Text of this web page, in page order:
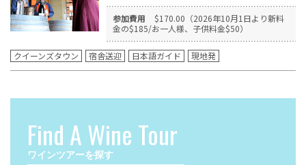
参加費用
$170.00（2026年10月1日より新料
金の$185/お一人様、子供料金$50）
クイーンズタウン 宿舎送迎 日本語ガイド 現地発
Find A Wine Tour
ワインツアーを探す